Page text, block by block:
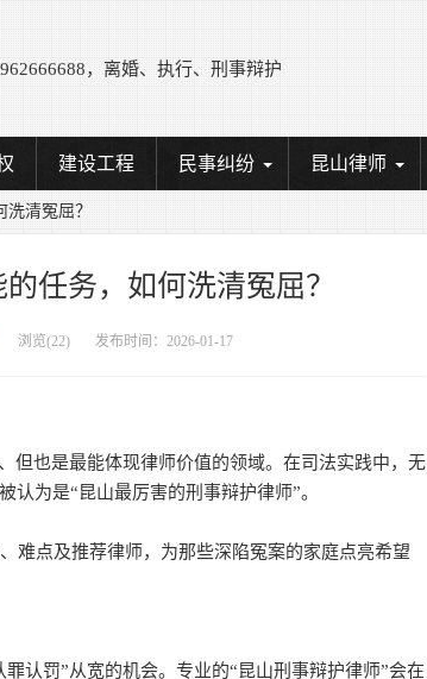
，离婚、执行、刑事辩护
建设工程 民事纠纷 昆山律师
清冤屈？
任务，如何洗清冤屈？
浏览(22) 发布时间：2026-01-17
但也是最能体现律师价值的领域。在司法实践中，无
为是“昆山最厉害的刑事辩护律师”。
难点及推荐律师，为那些深陷冤案的家庭点亮希望
认罚”从宽的机会。专业的“昆山刑事辩护律师”会在